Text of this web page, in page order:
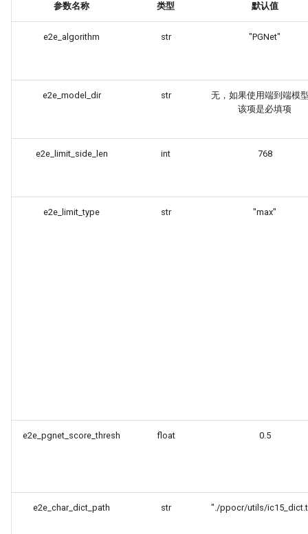
参数名称 类型 默认值
e2e_algorithm str "PGNet"
e2e_model_dir str
无，如果使用端到端模
该项是必填项
e2e_limit_side_len int 768
e2e_limit_type str "max"
e2e_pgnet_score_thresh float 0.5
e2e_char_dict_path str "./ppocr/utils/